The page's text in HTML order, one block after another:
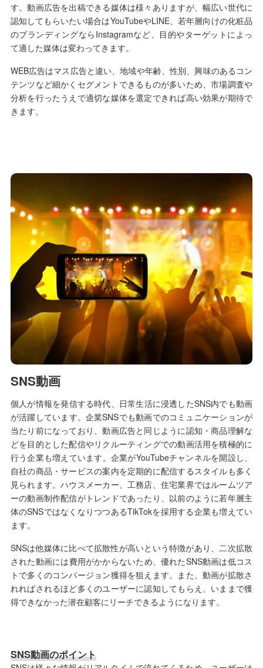
す。動画広告を出稿できる媒体は様々ありますが、幅広い世代に
認知してもらいたい場合はYouTubeやLINE、若年層向けの化粧品
のブランディングならInstagramなど、目的やターゲットによっ
て適した媒体は変わってきます。
WEB広告はマス広告と違い、地域や年齢、性別、興味のあるコン
テンツなど細かくセグメントできるものが多いため、市場調査や
分析を行ったうえで適切な媒体を選定できれば高い効果が期待で
きます。
SNS動画
個人が情報を発信する時代、日常生活に浸透したSNS内でも動画
が活躍しています。企業SNSでも動画でのコミュニケーションが
当たり前になっており、動画広告と同じように認知・商品理解な
どを目的とした配信やリクルーティングでの動画活用を積極的に
行う企業も増えています。企業がYouTubeチャンネルを開設し、
自社の商品・サービスの案内を定期的に配信するスタイルも多く
見られます。ハウスメーカー、工務店、住宅業界ではルームツア
ーの動画制作配信がトレンドであったり、以前のように若年層主
体のSNSではなくなりつつあるTikTokを採用する企業も増えてい
ます。
SNSは他媒体に比べて拡散性が高いという特徴があり、二次拡散
された動画には費用がかからないため、優れたSNS動画は低コス
トで多くのコンバージョン獲得を狙えます。また、動画が拡散さ
れればされるほど多くのユーザーに認知してもらえ、いままで獲
得できなかった潜在顧客にリーチできるようになります。
SNS動画のポイント